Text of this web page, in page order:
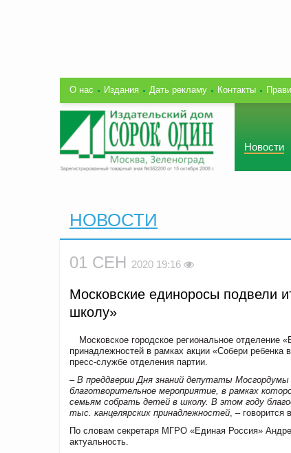
О нас Издания Дать рекламу Контакты
Новости
НОВОСТИ
01 СЕН 2020 19:16
Московские единоросы подвели
школу»
Московское городское региональное отделение
принадлежностей в рамках акции «Собери
пресс-службе отделения партии.
– В преддверии Дня знаний депутаты
благотворительное мероприятие, в рамках
семьям собрать детей в школу. В этом году
тыс. канцелярских принадлежностей , – говорится
По словам секретаря МГРО «Единая Россия»
актуальность.